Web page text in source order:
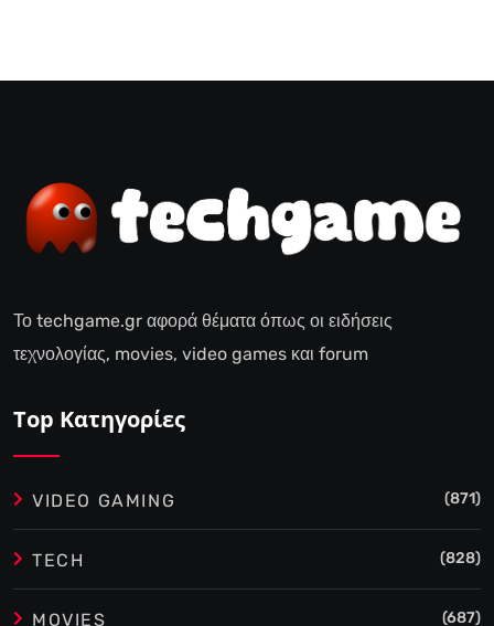
Το techgame.gr αφορά θέματα όπως οι ειδήσεις
τεχνολογίας, movies, video games και forum
Top Κατηγορίες
VIDEO GAMING (871)
TECH (828)
MOVIES (687)